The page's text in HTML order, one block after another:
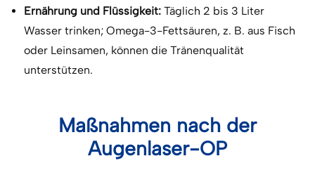
Ernährung und Flüssigkeit: Täglich 2 bis 3 Liter
Wasser trinken; Omega-3-Fettsäuren, z. B. aus Fisch
oder Leinsamen, können die Tränenqualität
unterstützen.
Maßnahmen nach der
Augenlaser-OP